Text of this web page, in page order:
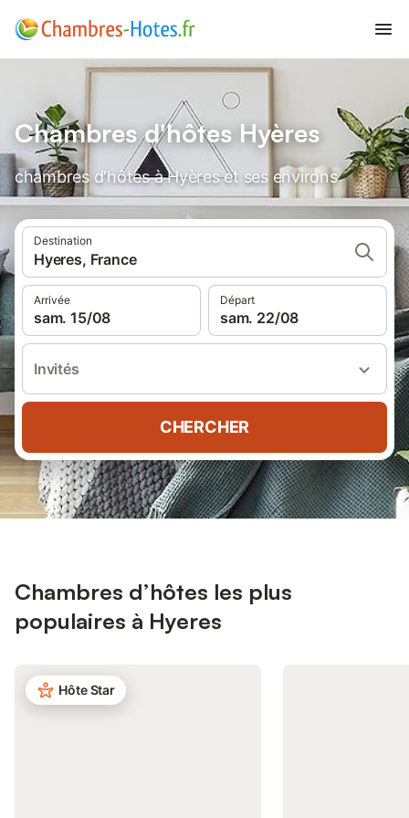
Chambres d'hôtes Hyères
chambres d'hôtes à Hyères et ses environs
Destination
Hyeres, France
Arrivée
sam. 15/08
Départ
sam. 22/08
Invités
CHERCHER
Chambres d’hôtes les plus
populaires à Hyeres
Hôte Star